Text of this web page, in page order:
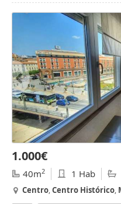
1.000€
40m2 1 Hab
Centro,Centro Histórico,